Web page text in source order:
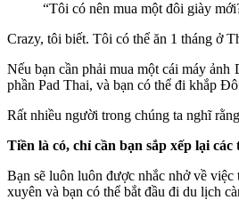
“Tôi có nên mua một đôi giày
Crazy, tôi biết. Tôi có thể ăn 1 tháng ở
Nếu bạn cần phải mua một cái máy
phần Pad Thai, và bạn có thể đi khắp
Rất nhiều người trong chúng ta nghĩ
Tiền là có, chỉ cần bạn sắp xếp lại
Bạn sẽ luôn luôn được nhắc nhở về
xuyên và bạn có thể bắt đầu đi du lịch